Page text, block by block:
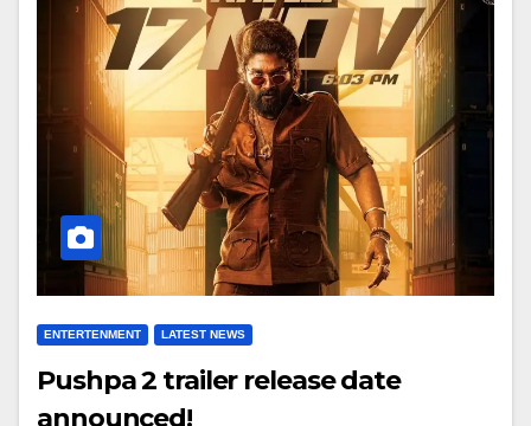
ENTERTENMENT LATEST NEWS
Pushpa 2 trailer release date
announced!